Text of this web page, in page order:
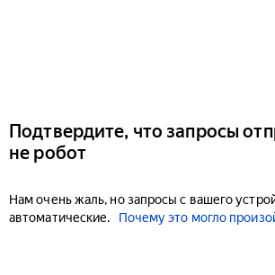
Подтвердите, что запросы
не робот
Нам очень жаль, но запросы с вашего
автоматические.
Почему это могло